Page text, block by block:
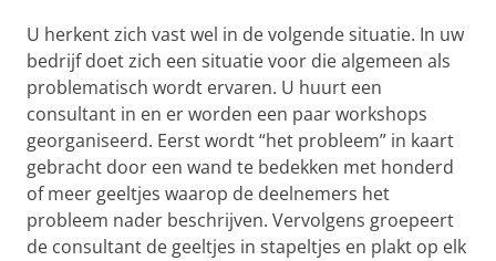
U herkent zich vast wel in de volgende situatie. In uw
bedrijf doet zich een situatie voor die algemeen als
problematisch wordt ervaren. U huurt een
consultant in en er worden een paar workshops
georganiseerd. Eerst wordt “het probleem” in kaart
gebracht door een wand te bedekken met honderd
of meer geeltjes waarop de deelnemers het
probleem nader beschrijven. Vervolgens groepeert
de consultant de geeltjes in stapeltjes en plakt op elk